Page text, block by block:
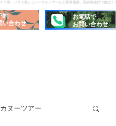
島・バラス島シュノーケルツアーなど世界遺産、西表島旅行で遊ぼう！
約
い合わせ
お電話で
お問い合わせ
カヌーツアー